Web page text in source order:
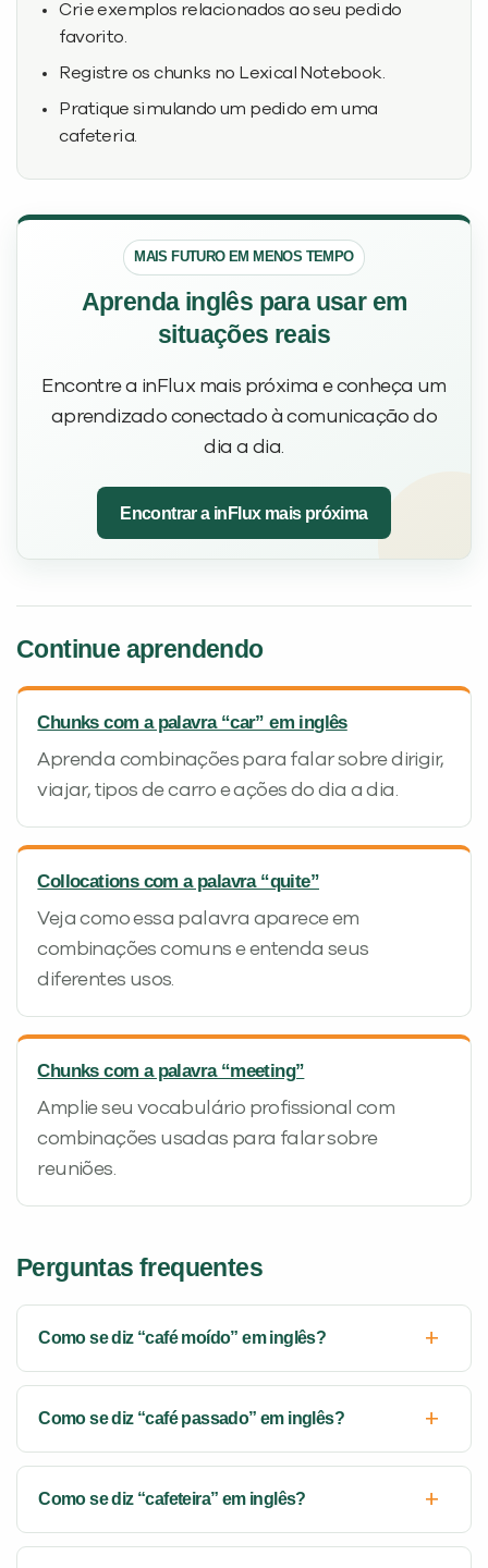
Crie exemplos relacionados ao seu pedido
favorito.
Registre os chunks no Lexical Notebook.
Pratique simulando um pedido em uma
cafeteria.
MAIS FUTURO EM MENOS TEMPO
Aprenda inglês para usar em
situações reais
Encontre a inFlux mais próxima e conheça um
aprendizado conectado à comunicação do
dia a dia.
Encontrar a inFlux mais próxima
Continue aprendendo
Chunks com a palavra “car” em inglês
Aprenda combinações para falar sobre dirigir,
viajar, tipos de carro e ações do dia a dia.
Collocations com a palavra “quite”
Veja como essa palavra aparece em
combinações comuns e entenda seus
diferentes usos.
Chunks com a palavra “meeting”
Amplie seu vocabulário profissional com
combinações usadas para falar sobre
reuniões.
Perguntas frequentes
Como se diz “café moído” em inglês?
Como se diz “café passado” em inglês?
Como se diz “cafeteira” em inglês?